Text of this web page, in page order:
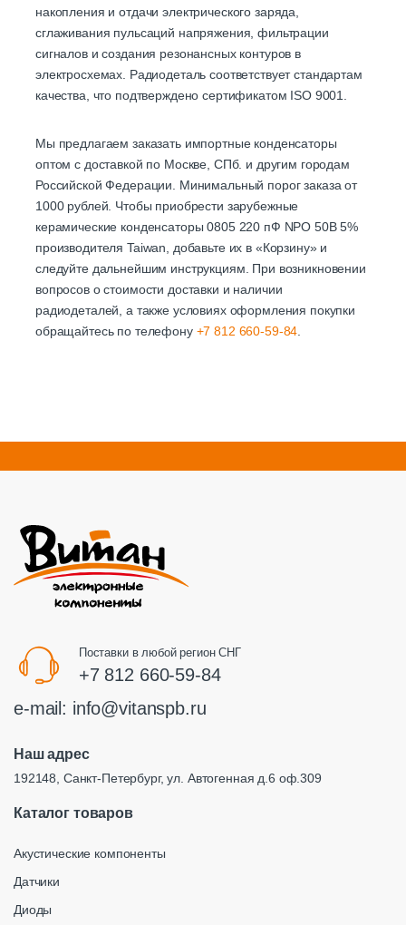
накопления и отдачи электрического заряда,
сглаживания пульсаций напряжения, фильтрации
сигналов и создания резонансных контуров в
электросхемах. Радиодеталь соответствует стандартам
качества, что подтверждено сертификатом ISO 9001.
Мы предлагаем заказать импортные конденсаторы
оптом с доставкой по Москве, СПб. и другим городам
Российской Федерации. Минимальный порог заказа от
1000 рублей. Чтобы приобрести зарубежные
керамические конденсаторы 0805 220 пФ NPO 50B 5%
производителя Taiwan, добавьте их в «Корзину» и
следуйте дальнейшим инструкциям. При возникновении
вопросов о стоимости доставки и наличии
радиодеталей, а также условиях оформления покупки
обращайтесь по телефону +7 812 660-59-84.
Поставки в любой регион СНГ
+7 812 660-59-84
e-mail: info@vitanspb.ru
Наш адрес
192148, Санкт-Петербург, ул. Автогенная д.6 оф.309
Каталог товаров
Акустические компоненты
Датчики
Диоды